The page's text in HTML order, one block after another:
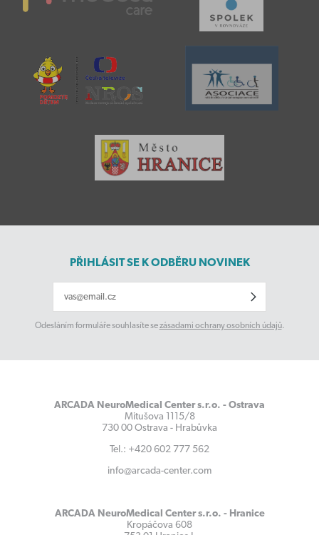
PŘIHLÁSIT SE K ODBĚRU NOVINEK
Odesláním formuláře souhlasíte sezásadami ochrany osobních údajů.
ARCADA NeuroMedical Center s.r.o. - Ostrava
Mitušova 1115/8
730 00 Ostrava - Hrabůvka
Tel.: +420 602 777 562
info@arcada-center.com
ARCADA NeuroMedical Center s.r.o. - Hranice
Kropáčova 608